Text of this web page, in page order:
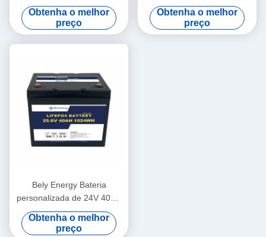
Para Iate Scooter Médico
Obtenha o melhor
preço
Solar Lifepo4 Bateria
marinha Deep Cycle
Obtenha o melhor
preço
Bely Energy Bateria
personalizada de 24V 40AH
para estação de
comunicação UPS Medical
Obtenha o melhor
preço